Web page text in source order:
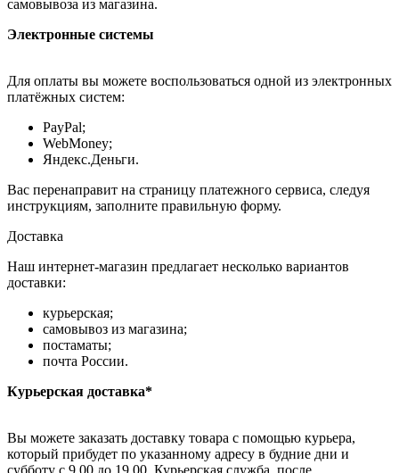
самовывоза из магазина.
Электронные системы
Для оплаты вы можете воспользоваться одной из электронных
платёжных систем:
PayPal;
WebMoney;
Яндекс.Деньги.
Вас перенаправит на страницу платежного сервиса, следуя
инструкциям, заполните правильную форму.
Доставка
Наш интернет-магазин предлагает несколько вариантов
доставки:
курьерская;
самовывоз из магазина;
постаматы;
почта России.
Курьерская доставка*
Вы можете заказать доставку товара с помощью курьера,
который прибудет по указанному адресу в будние дни и
субботу с 9.00 до 19.00. Курьерская служба, после